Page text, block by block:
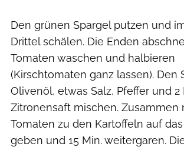
Den grünen Spargel putzen und
Drittel schälen. Die Enden
Tomaten waschen und halbieren
(Kirschtomaten ganz lassen). Den
Olivenöl, etwas Salz, Pfeffer und 2
Zitronensaft mischen. Zusammen
Tomaten zu den Kartoffeln auf
geben und 15 Min. weitergaren.